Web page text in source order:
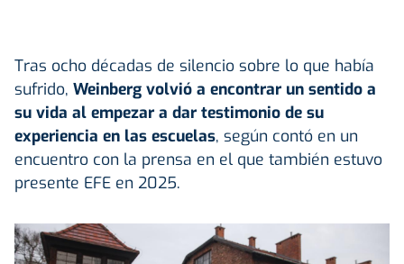
Tras ocho décadas de silencio sobre lo que había
sufrido, Weinberg volvió a encontrar un sentido a
su vida al empezar a dar testimonio de su
experiencia en las escuelas, según contó en un
encuentro con la prensa en el que también estuvo
presente EFE en 2025.